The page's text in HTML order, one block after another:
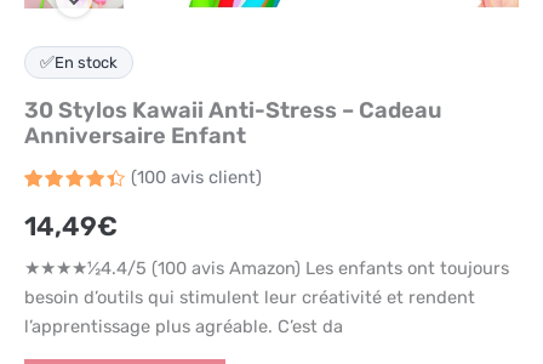
✅En stock
30 Stylos Kawaii Anti-Stress – Cadeau
Anniversaire Enfant
sur 5
basé
notations
client
(100avis client)
14,49€
★★★★½4.4/5 (100 avis Amazon) Les enfants ont toujours
besoin d’outils qui stimulent leur créativité et rendent
l’apprentissage plus agréable. C’est da